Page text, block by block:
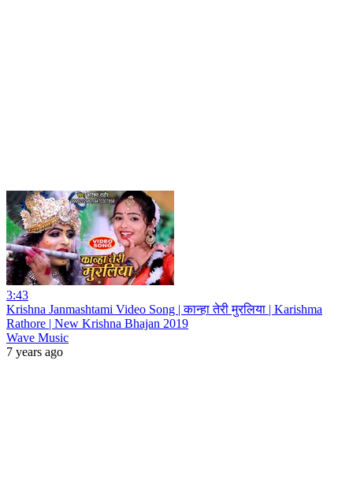
3:43
Krishna Janmashtami Video Song | कान्हा तेरी मुरलिया | Karishma
Rathore | New Krishna Bhajan 2019
Wave Music
7 years ago